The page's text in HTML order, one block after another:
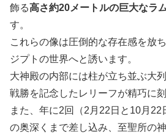
飾る高さ約20メートルの巨大なラ
す。
これらの像は圧倒的な存在感を放
ジプトの世界へと誘います。
大神殿の内部には柱が立ち並ぶ大
戦勝を記念したレリーフが精巧に
また、年に2回（2月22日と10月
の奥深くまで差し込み、至聖所の